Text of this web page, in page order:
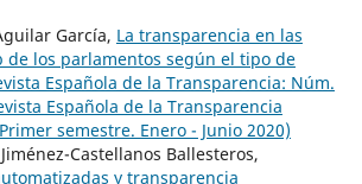
García, La transparencia en las
de los parlamentos según el tipo de
Española de la Transparencia: Núm.
Española de la Transparencia
semestre. Enero - Junio 2020)
Castellanos Ballesteros,
y transparencia